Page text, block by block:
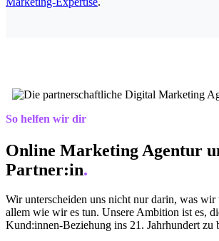
So helfen wir dir
Online Marketing Agentur
Partner:in.
Wir unterscheiden uns nicht nur darin, was wir
allem wie wir es tun. Unsere Ambition ist es,
Kund:innen-Beziehung ins 21. Jahrhundert